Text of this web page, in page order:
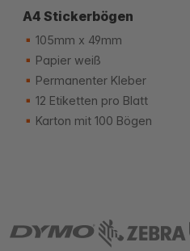
A4 Stickerbögen
105mm x 49mm
Papier weiß
Permanenter Kleber
12 Etiketten pro Blatt
Karton mit 100 Bögen